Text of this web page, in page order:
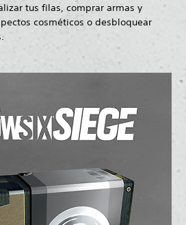
tus filas, comprar armas y
cosméticos o desbloquear